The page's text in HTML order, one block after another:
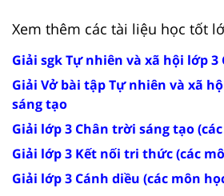
Xem thêm các tài liệu học tốt
Giải sgk Tự nhiên và xã hội lớp
Giải Vở bài tập Tự nhiên và xã
sáng tạo
Giải lớp 3 Chân trời sáng tạo
Giải lớp 3 Kết nối tri thức (các
Giải lớp 3 Cánh diều (các môn